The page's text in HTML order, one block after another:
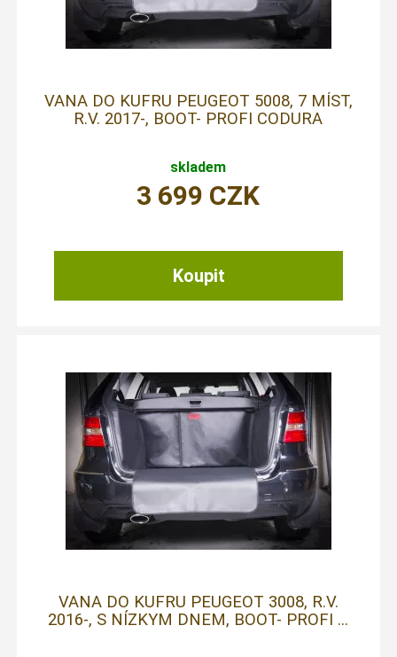
VANA DO KUFRU PEUGEOT 5008, 7 MÍST,
R.V. 2017-, BOOT- PROFI CODURA
skladem
3 699 CZK
VANA DO KUFRU PEUGEOT 3008, R.V.
2016-, S NÍZKYM DNEM, BOOT- PROFI ...